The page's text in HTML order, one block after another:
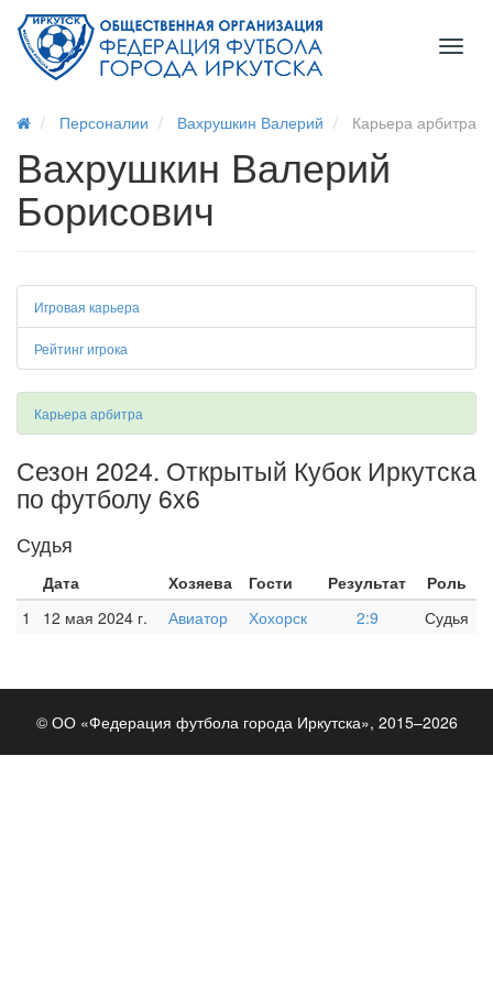
Персоналии Вахрушкин Валерий Карьера арбитра
Вахрушкин Валерий
Борисович
Игровая карьера
Рейтинг игрока
Карьера арбитра
Сезон 2024. Открытый Кубок Иркутска
по футболу 6х6
Судья
Дата Хозяева Гости Результат
Роль
1
12 мая 2024 г. Авиатор Хохорск 2:9 Судья
© ОО «Федерация футбола города Иркутска», 2015–2026